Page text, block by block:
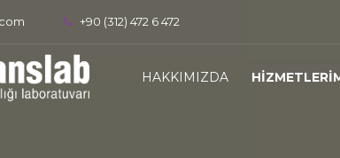
+90 (312) 472 6 472
HAKKIMIZDA